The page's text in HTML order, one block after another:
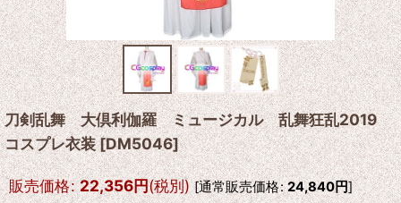
刀剣乱舞 大倶利伽羅 ミュージカル 乱舞狂乱2019
コスプレ衣装[DM5046]
販売価格: 22,356円(税別) [通常販売価格: 24,840円]